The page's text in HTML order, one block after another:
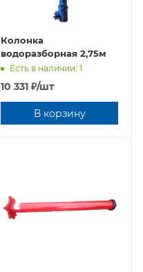
Колонка
водоразборная 2,75м
Есть в наличии: 1
10 331 ₽/шт
В корзину